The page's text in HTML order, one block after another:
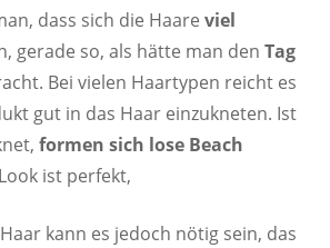
dass sich die Haare viel
gerade so, als hätte man den Tag
Bei vielen Haartypen reicht es
gut in das Haar einzukneten. Ist
formen sich lose Beach
ist perfekt,
kann es jedoch nötig sein, das